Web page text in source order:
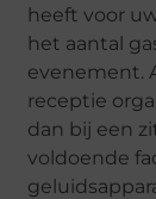
heeft voor
het aantal
evenement.
receptie
dan bij een
voldoende